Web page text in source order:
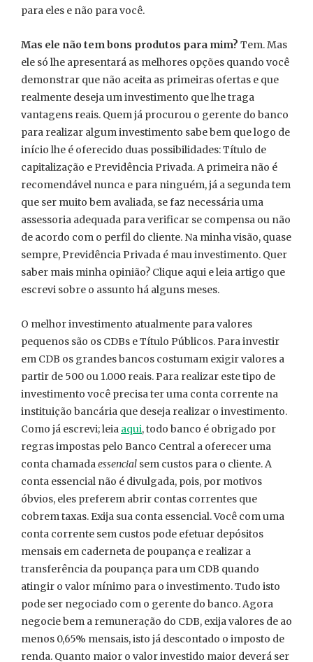
para eles e não para você.
Mas ele não tem bons produtos para mim? Tem. Mas
ele só lhe apresentará as melhores opções quando você
demonstrar que não aceita as primeiras ofertas e que
realmente deseja um investimento que lhe traga
vantagens reais. Quem já procurou o gerente do banco
para realizar algum investimento sabe bem que logo de
início lhe é oferecido duas possibilidades: Título de
capitalização e Previdência Privada. A primeira não é
recomendável nunca e para ninguém, já a segunda tem
que ser muito bem avaliada, se faz necessária uma
assessoria adequada para verificar se compensa ou não
de acordo com o perfil do cliente. Na minha visão, quase
sempre, Previdência Privada é mau investimento. Quer
saber mais minha opinião? Clique aqui e leia artigo que
escrevi sobre o assunto há alguns meses.
O melhor investimento atualmente para valores
pequenos são os CDBs e Título Públicos. Para investir
em CDB os grandes bancos costumam exigir valores a
partir de 500 ou 1.000 reais. Para realizar este tipo de
investimento você precisa ter uma conta corrente na
instituição bancária que deseja realizar o investimento.
Como já escrevi; leia aqui, todo banco é obrigado por
regras impostas pelo Banco Central a oferecer uma
conta chamadaessencial sem custos para o cliente. A
conta essencial não é divulgada, pois, por motivos
óbvios, eles preferem abrir contas correntes que
cobrem taxas. Exija sua conta essencial. Você com uma
conta corrente sem custos pode efetuar depósitos
mensais em caderneta de poupança e realizar a
transferência da poupança para um CDB quando
atingir o valor mínimo para o investimento. Tudo isto
pode ser negociado com o gerente do banco. Agora
negocie bem a remuneração do CDB, exija valores de ao
menos 0,65% mensais, isto já descontado o imposto de
renda. Quanto maior o valor investido maior deverá ser